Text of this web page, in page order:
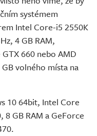
systémem
Intel Core-i5 2550K
4 GB RAM,
660 nebo AMD
volného místa na
10 64bit, Intel Core
8 GB RAM a GeForce